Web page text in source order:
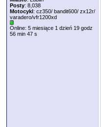
Posty: 8,038
Motocykl: cz350/ bandit600/ zx12r/
varadero/vfr1200xd
Online: 5 miesiące 1 dzień 19 godz
56 min 47 s